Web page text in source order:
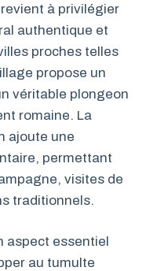
à privilégier
authentique et
proches telles
propose un
véritable plongeon
romaine. La
ajoute une
permettant
visites de
traditionnels.
aspect essentiel
au tumulte